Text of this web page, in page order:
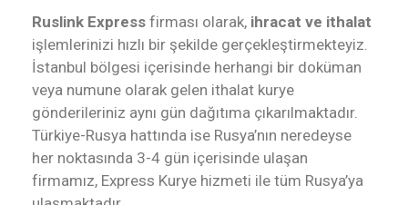
Ruslink Express firması olarak, ihracat ve ithalat
işlemlerinizi hızlı bir şekilde gerçekleştirmekteyiz.
İstanbul bölgesi içerisinde herhangi bir doküman
veya numune olarak gelen ithalat kurye
gönderileriniz aynı gün dağıtıma çıkarılmaktadır.
Türkiye-Rusya hattında ise Rusya’nın neredeyse
her noktasında 3-4 gün içerisinde ulaşan
firmamız, Express Kurye hizmeti ile tüm Rusya’ya